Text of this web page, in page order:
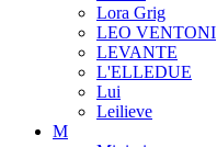
Lora Grig
LEO VENTONI
LEVANTE
L'ELLEDUE
Lui
Leilieve
M